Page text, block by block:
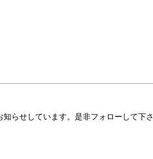
知らせしています。是非フォローして下さ